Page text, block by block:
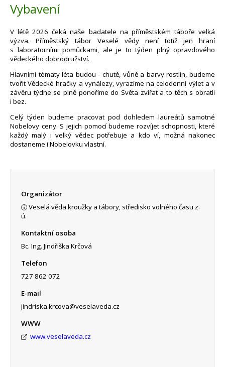
Vybavení
V létě 2026 čeká naše badatele na příměstském táboře velká
výzva. Příměstský tábor Veselé vědy není totiž jen hraní
s laboratorními pomůckami, ale je to týden plný opravdového
vědeckého dobrodružství.
Hlavními tématy léta budou - chutě, vůně a barvy rostlin, budeme
tvořit Vědecké hračky a vynálezy, vyrazíme na celodenní výlet a v
závěru týdne se plně ponoříme do Světa zvířat a to těch s obratli
i bez.
Celý týden budeme pracovat pod dohledem laureátů samotné
Nobelovy ceny. S jejich pomocí budeme rozvíjet schopnosti, které
každý malý i velký vědec potřebuje a kdo ví, možná nakonec
dostaneme i Nobelovku vlastní.
Organizátor
Veselá věda kroužky a tábory, středisko volného času z.
ú.
Kontaktní osoba
Bc. Ing. Jindřiška Krčová
Telefon
727 862 072
E-mail
jindriska.krcova@veselaveda.cz
WWW
www.veselaveda.cz